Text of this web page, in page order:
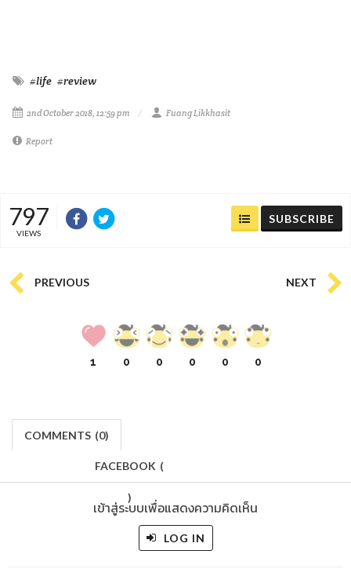
#life #review
2nd October 2018, 12:59 pm Fuang Likkhasit
Report
797
VIEWS
SUBSCRIBE
PREVIOUS NEXT
1 0 0 0 0 0
COMMENTS (0)
FACEBOOK (
)
เข้าสู่ระบบเพื่อแสดงความคิดเห็น
LOG IN